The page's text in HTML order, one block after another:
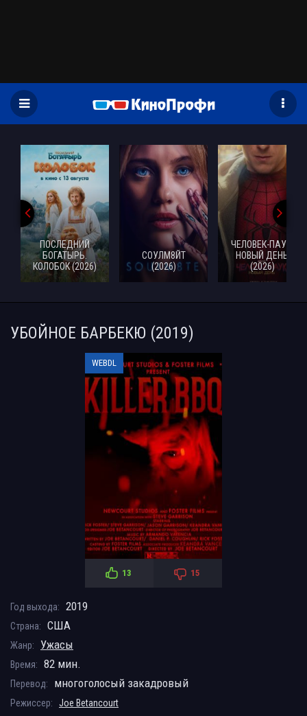
ПОСЛЕДНИЙ
БОГАТЫРЬ.
КОЛОБОК (2026)
СОУЛМ8ЙТ
(2026)
ЧЕЛОВЕК-ПАУК:
НОВЫЙ ДЕНЬ
(2026)
УБОЙНОЕ БАРБЕКЮ (2019)
WEBDL
13 15
Год выхода: 2019
Страна: США
Жанр: Ужасы
Время: 82 мин.
Перевод: многоголосый закадровый
Режиссер:
Joe Betancourt